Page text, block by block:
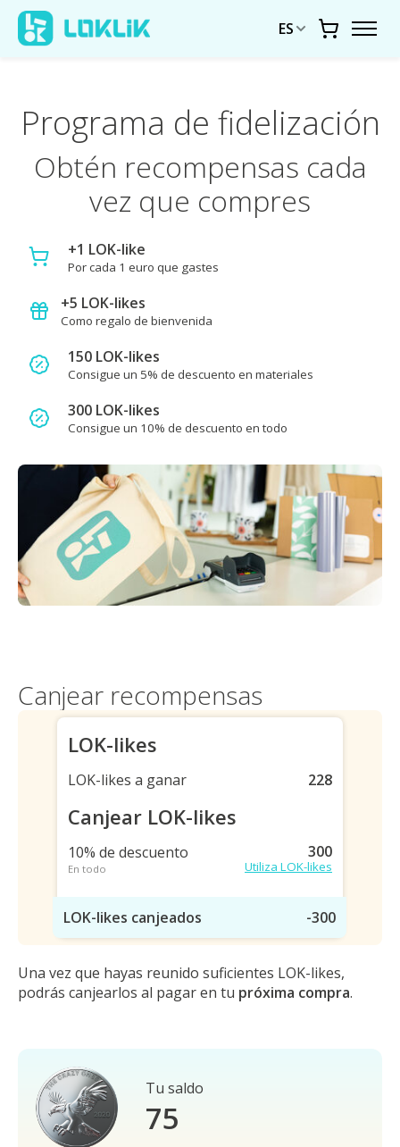
ES Carrito
Programa de fidelización
Obtén recompensas cada
vez que compres
+1 LOK-like
Por cada 1 euro que gastes
+5 LOK-likes
Como regalo de bienvenida
150 LOK-likes
Consigue un 5% de descuento en materiales
300 LOK-likes
Consigue un 10% de descuento en todo
Canjear recompensas
LOK-likes
LOK-likes a ganar 228
Canjear LOK-likes
10% de descuento
En todo
300
Utiliza LOK-likes
LOK-likes canjeados -300
Una vez que hayas reunido suficientes LOK-likes,
podrás canjearlos al pagar en tu próxima compra.
Tu saldo
75